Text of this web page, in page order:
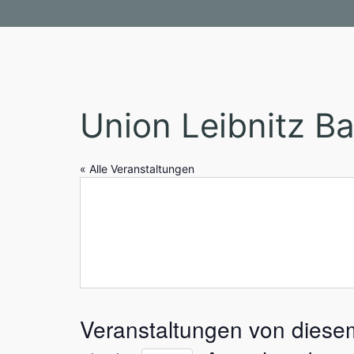
Union Leibnitz
« Alle Veranstaltungen
Veranstaltungen von